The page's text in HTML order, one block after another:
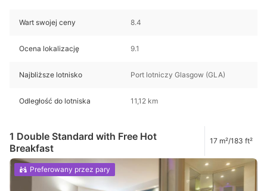
Wart swojej ceny 8.4
Ocena lokalizację 9.1
Najbliższe lotnisko Port lotniczy Glasgow (GLA)
Odległość do lotniska 11,12 km
1 Double Standard with Free Hot
Breakfast
17 m²/183 ft²
Preferowany przez pary